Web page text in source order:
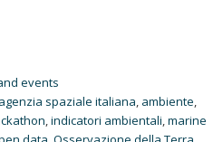
events
agenzia spaziale italiana ambiente
indicatori ambientali marine